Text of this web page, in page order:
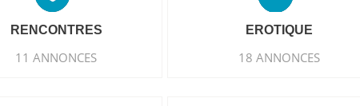
RENCONTRES
11 ANNONCES
EROTIQUE
18 ANNONCES